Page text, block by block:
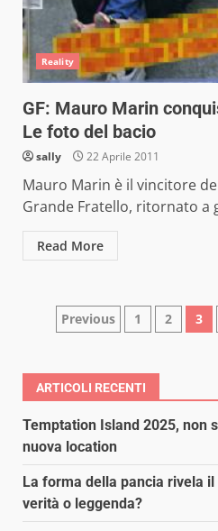
Reality
GF: Mauro Marin
Le foto del bacio
sally 22 Aprile 2011
Mauro Marin è il vincitore
Grande Fratello, ritornato a
Read More
Paginazione
articoli
Previous 1 2 3
ARTICOLI RECENTI
Temptation Island 2025, non
nuova location
La forma della pancia rivela
verità o leggenda?